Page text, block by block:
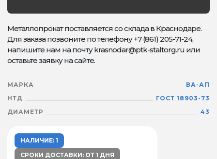
Металлопрокат поставляется со склада в Краснодаре.
Для заказа позвоните по телефону +7 (861) 205-71-24,
напишите нам на почту krasnodar@ptk-staltorg.ru или
оставьте заявку на сайте.
МАРКА
ВА-АП
НТД
ГОСТ 18903-73
ДИАМЕТР
43
НАЛИЧИЕ: 1
СРОКИ ДОСТАВКИ: ОТ 1 ДНЯ